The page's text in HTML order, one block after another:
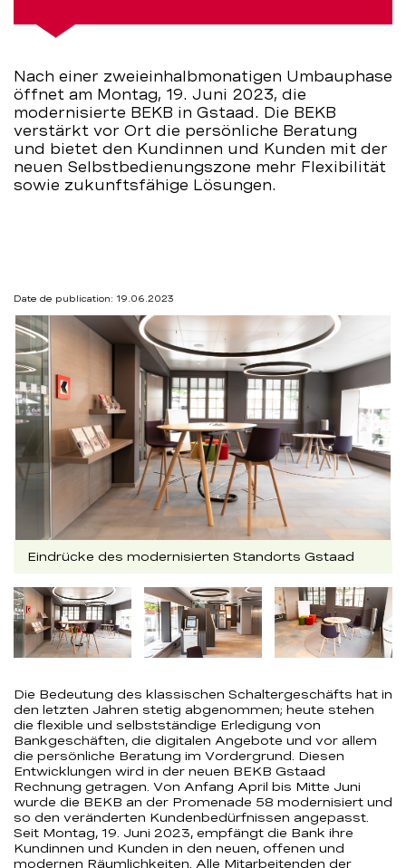
Nach einer zweieinhalbmonatigen Umbauphase
öffnet am Montag, 19. Juni 2023, die
modernisierte BEKB in Gstaad. Die BEKB
verstärkt vor Ort die persönliche Beratung
und bietet den Kundinnen und Kunden mit der
neuen Selbstbedienungszone mehr Flexibilität
sowie zukunftsfähige Lösungen.
Date de publication: 19.06.2023
Eindrücke des modernisierten Standorts Gstaad
Nachfolgend
kann
die
obige
verändert
werden.
Die Bedeutung des klassischen Schaltergeschäfts hat in
den letzten Jahren stetig abgenommen; heute stehen
die flexible und selbstständige Erledigung von
Bankgeschäften, die digitalen Angebote und vor allem
die persönliche Beratung im Vordergrund. Diesen
Entwicklungen wird in der neuen BEKB Gstaad
Rechnung getragen. Von Anfang April bis Mitte Juni
wurde die BEKB an der Promenade 58 modernisiert und
so den veränderten Kundenbedürfnissen angepasst.
Seit Montag, 19. Juni 2023, empfängt die Bank ihre
Kundinnen und Kunden in den neuen, offenen und
modernen Räumlichkeiten. Alle Mitarbeitenden der